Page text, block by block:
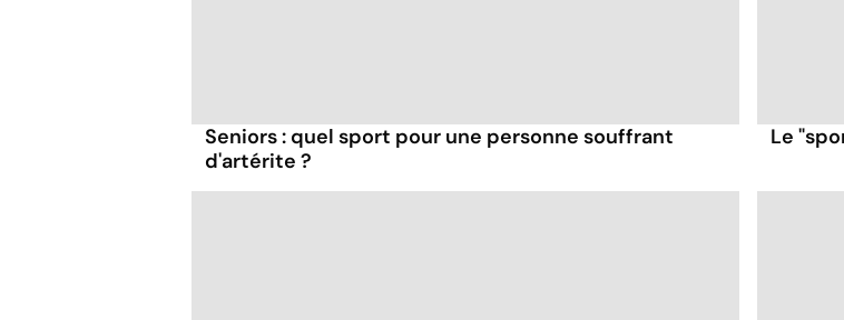
Seniors : quel sport pour une personne souffrant
d'artérite ?
Le